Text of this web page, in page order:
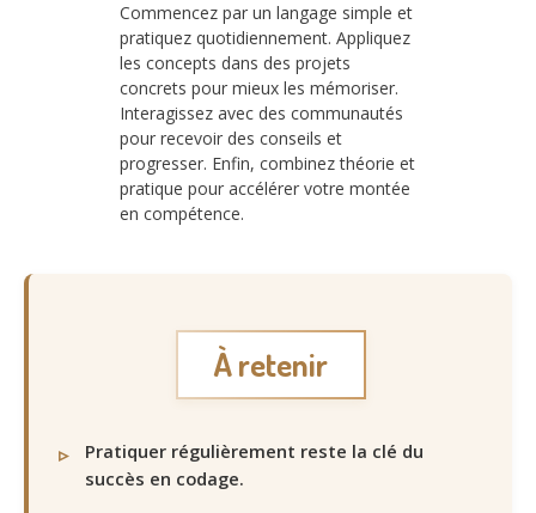
Commencez par un langage simple et
pratiquez quotidiennement. Appliquez
les concepts dans des projets
concrets pour mieux les mémoriser.
Interagissez avec des communautés
pour recevoir des conseils et
progresser. Enfin, combinez théorie et
pratique pour accélérer votre montée
en compétence.
À retenir
Pratiquer régulièrement reste la clé du
succès en codage.